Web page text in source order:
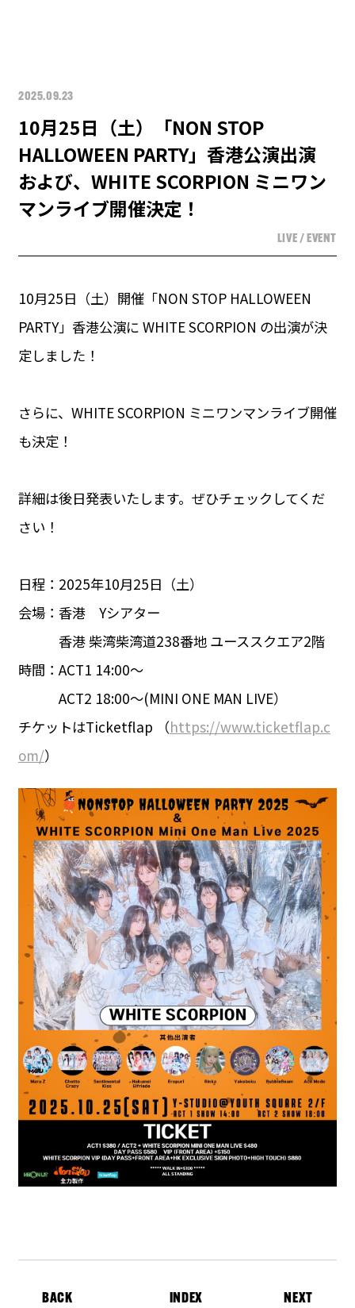
2025.09.23
10月25日（土）「NON STOP
HALLOWEEN PARTY」香港公演出演
および、WHITE SCORPION ミニワン
マンライブ開催決定！
LIVE / EVENT
10月25日（土）開催「NON STOP HALLOWEEN
PARTY」香港公演に WHITE SCORPION の出演が決
定しました！
さらに、WHITE SCORPION ミニワンマンライブ開催
も決定！
詳細は後日発表いたします。ぜひチェックしてくだ
さい！
日程：2025年10月25日（土）
会場：香港 Yシアター
香港 柴湾柴湾道238番地 ユーススクエア2階
時間：ACT1 14:00～
ACT2 18:00～(MINI ONE MAN LIVE）
チケットはTicketflap （https://www.ticketflap.c
om/）
BACK INDEX NEXT